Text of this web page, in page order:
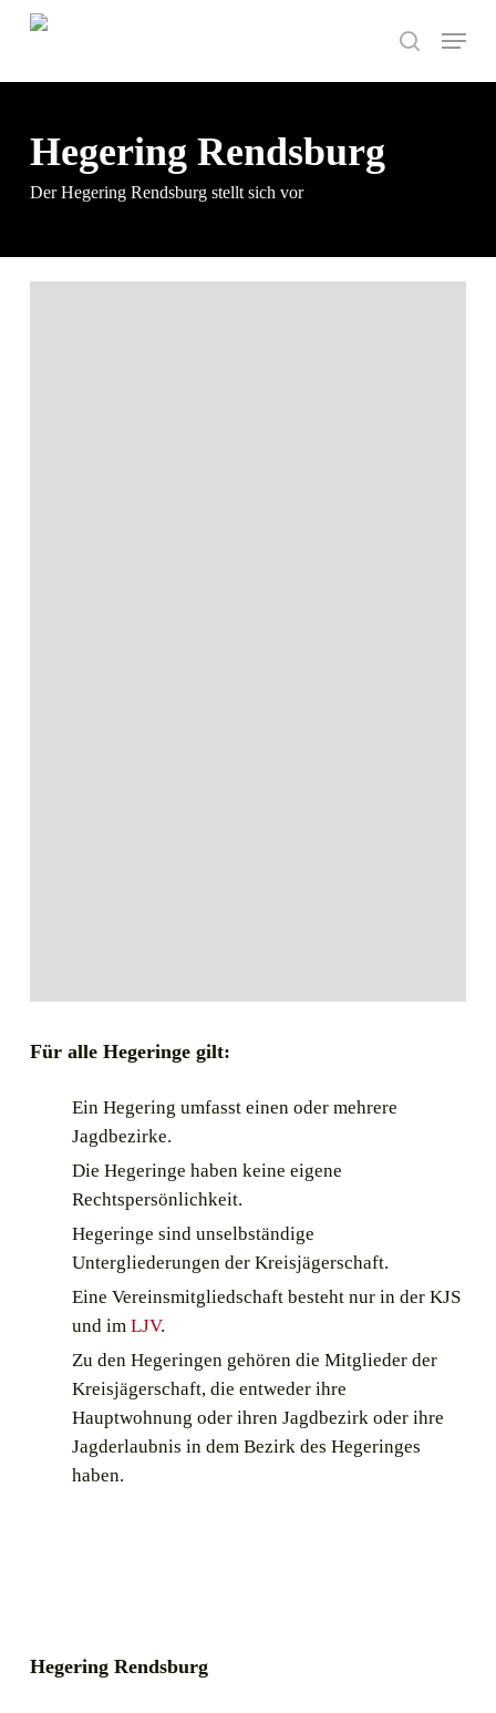
Skip
search
Menu
Hegering Rendsburg
Der Hegering Rendsburg stellt sich vor
Für alle Hegeringe gilt:
Ein Hegering umfasst einen oder mehrere
Jagdbezirke.
Die Hegeringe haben keine eigene
Rechtspersönlichkeit.
Hegeringe sind unselbständige
Untergliederungen der Kreisjägerschaft.
Eine Vereinsmitgliedschaft besteht nur in der KJS
und im LJV.
Zu den Hegeringen gehören die Mitglieder der
Kreisjägerschaft, die entweder ihre
Hauptwohnung oder ihren Jagdbezirk oder ihre
Jagderlaubnis in dem Bezirk des Hegeringes
haben.
Hegering Rendsburg